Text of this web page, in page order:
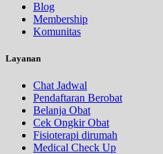
Blog
Membership
Komunitas
Layanan
Chat Jadwal
Pendaftaran Berobat
Belanja Obat
Cek Ongkir Obat
Fisioterapi dirumah
Medical Check Up